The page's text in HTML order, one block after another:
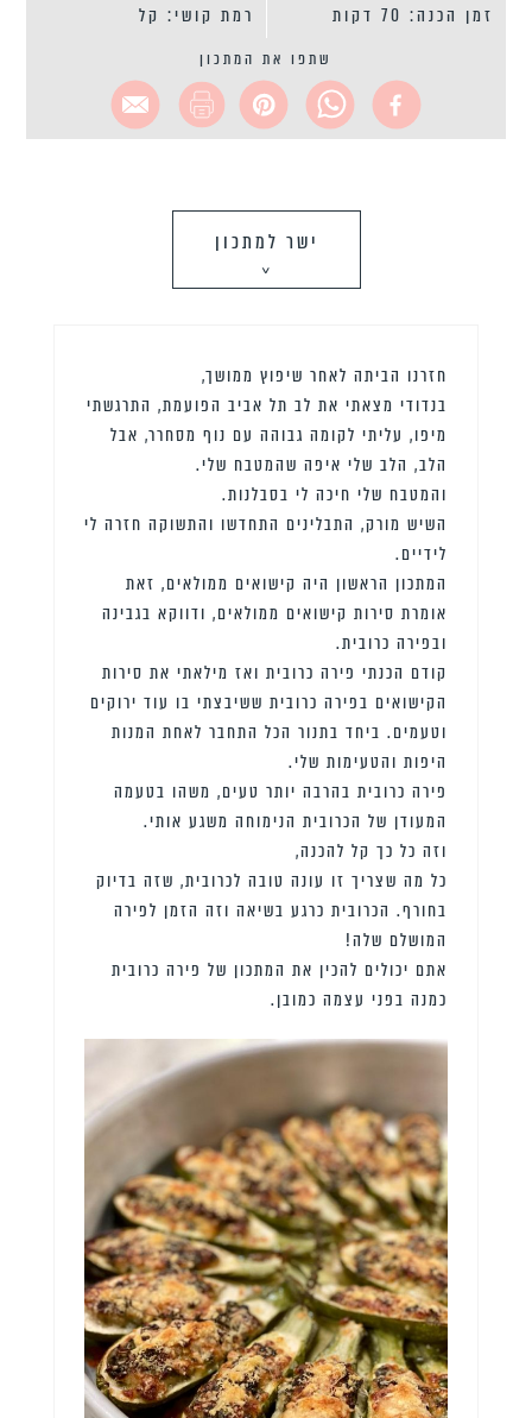
זמן הכנה: 70 דקות רמת קושי: קל
שתפו את המתכון
ישר למתכון
>
חזרנו הביתה לאחר שיפוץ ממושך,
בנדודי מצאתי את לב תל אביב הפועמת, התרגשתי
מיפו, עליתי לקומה גבוהה עם נוף מסחרר, אבל
הלב, הלב שלי איפה שהמטבח שלי.
והמטבח שלי חיכה לי בסבלנות.
השיש מורק, התבלינים התחדשו והתשוקה חזרה לי
לידיים.
המתכון הראשון היה קישואים ממולאים, זאת
אומרת סירות קישואים ממולאים, ודווקא בגבינה
ובפירה כרובית.
קודם הכנתי פירה כרובית ואז מילאתי את סירות
הקישואים בפירה כרובית ששיבצתי בו עוד ירוקים
וטעמים. ביחד בתנור הכל התחבר לאחת המנות
היפות והטעימות שלי.
פירה כרובית בהרבה יותר טעים, משהו בטעמה
המעודן של הכרובית הנימוחה משגע אותי.
וזה כל כך קל להכנה,
כל מה שצריך זו עונה טובה לכרובית, שזה בדיוק
בחורף. הכרובית כרגע בשיאה וזה הזמן לפירה
המושלם שלה!
אתם יכולים להכין את המתכון של פירה כרובית
כמנה בפני עצמה כמובן.